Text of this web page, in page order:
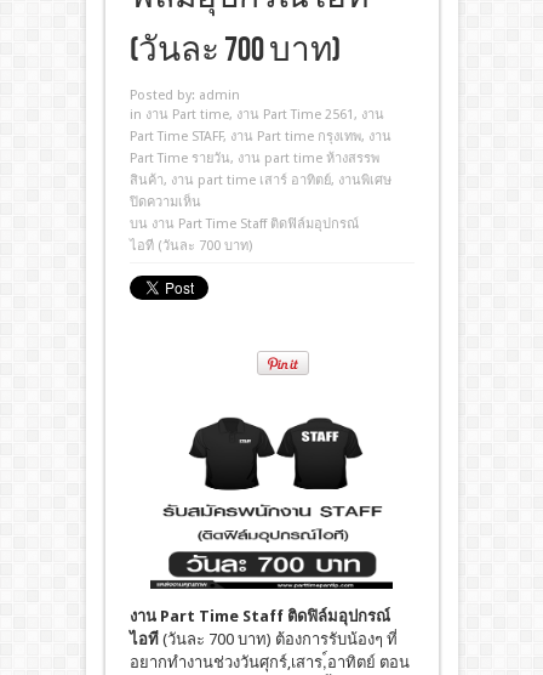
(วันละ 700 บาท)
Posted by: admin
in งาน Part time, งาน Part Time 2561 , งาน
Part Time STAFF, งาน Part time กรุงเทพ, งาน
Part Time รายวัน, งาน part time ห้างสรรพ
สินค้า, งาน part time เสาร์ อาทิตย์, งานพิเศษ
ปิดความเห็น
บน งาน Part Time Staff ติดฟิล์มอุปกรณ์
ไอที (วันละ 700 บาท)
งาน Part Time Staff ติดฟิล์มอุปกรณ์
ไอที (วันละ 700 บาท) ต้องการรับน้องๆ ที่
อยากทำงานช่วงวันศุกร์,เสาร,์อาทิตย์ ตอน